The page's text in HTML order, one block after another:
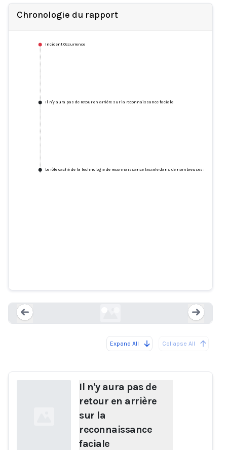
Chronologie du rapport
Incident Occurrence
Il n'y aura pas de retour en arrière sur la reconnaissance faciale
Le rôle caché de la technologie de reconnaissance faciale dans de nombreuses
Expand All Collapse All
Il n'y aura pas de
retour en arrière
sur la
reconnaissance
faciale